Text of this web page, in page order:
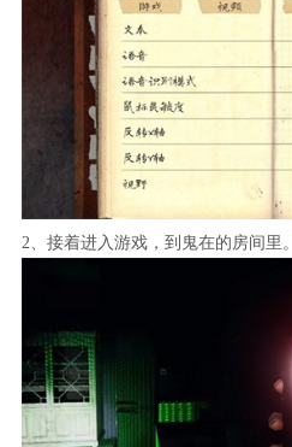
2、接着进入游戏，到鬼在的房间里。